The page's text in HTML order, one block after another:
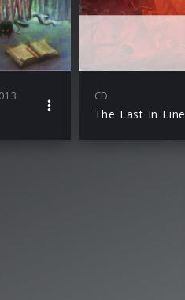
CD
The Last In